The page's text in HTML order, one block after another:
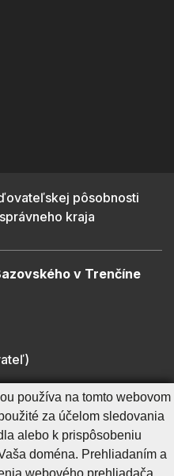
pôsobnosti
kraja
v Trenčíne
Ochrana osobných údajov
Vyhlásenie o prístupnosti
Správca obsahu
používa na tomto webovom
za účelom sledovania
alebo k prispôsobeniu
doména. Prehliadaním a
webového prehliadača